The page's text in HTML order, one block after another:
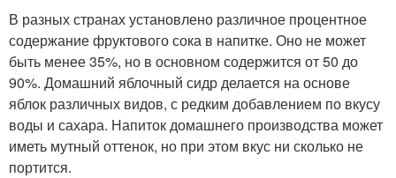
В разных странах установлено различное процентное
содержание фруктового сока в напитке. Оно не может
быть менее 35%, но в основном содержится от 50 до
90%. Домашний яблочный сидр делается на основе
яблок различных видов, с редким добавлением по вкусу
воды и сахара. Напиток домашнего производства может
иметь мутный оттенок, но при этом вкус ни сколько не
портится.